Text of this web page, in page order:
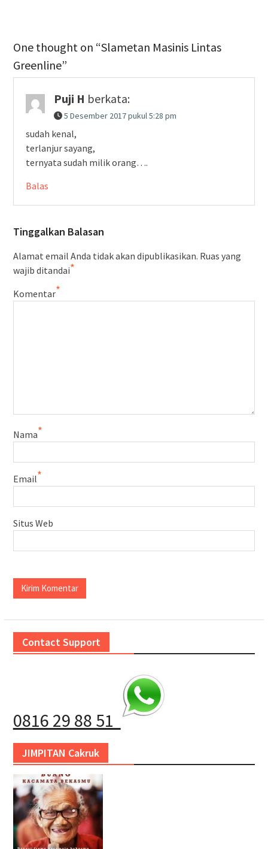
One thought on “Slametan Masinis Lintas
Greenline”
Puji H berkata:
5 Desember 2017 pukul 5:28 pm
sudah kenal,
terlanjur sayang,
ternyata sudah milik orang….
Balas
Tinggalkan Balasan
Alamat email Anda tidak akan dipublikasikan. Ruas yang
wajib ditandai*
Komentar*
Nama*
Email*
Situs Web
Contact Support
0816 29 88 51
JIMPITAN Cakruk